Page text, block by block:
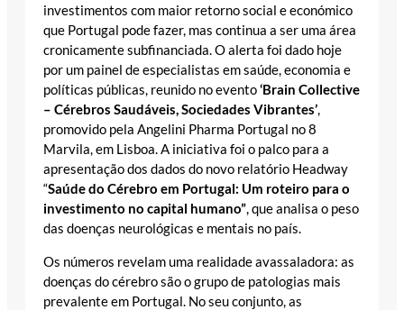
investimentos com maior retorno social e económico
que Portugal pode fazer, mas continua a ser uma área
cronicamente subfinanciada. O alerta foi dado hoje
por um painel de especialistas em saúde, economia e
políticas públicas, reunido no evento‘Brain Collective
– Cérebros Saudáveis, Sociedades Vibrantes’,
promovido pela Angelini Pharma Portugal no 8
Marvila, em Lisboa. A iniciativa foi o palco para a
apresentação dos dados do novo relatório Headway
“Saúde do Cérebro em Portugal: Um roteiro para o
investimento no capital humano”, que analisa o peso
das doenças neurológicas e mentais no país.
Os números revelam uma realidade avassaladora: as
doenças do cérebro são o grupo de patologias mais
prevalente em Portugal. No seu conjunto, as